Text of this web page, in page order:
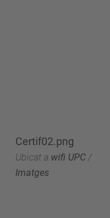
Certif02.png
Ubicat a wifi UPC /
Imatges